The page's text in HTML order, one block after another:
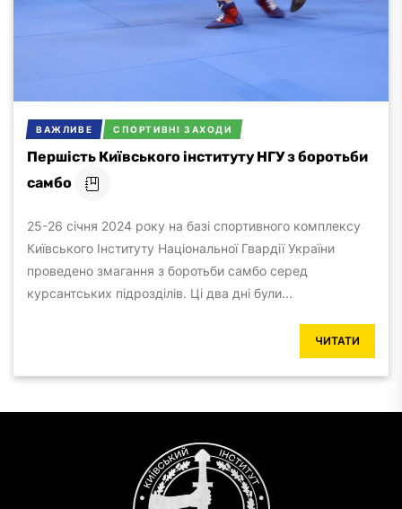
ВАЖЛИВЕ СПОРТИВНІ ЗАХОДИ
Першість Київського інституту НГУ з боротьби
самбо
25-26 січня 2024 року на базі спортивного комплексу
Київського Інституту Національної Гвардії України
проведено змагання з боротьби самбо серед
курсантських підрозділів. Ці два дні були...
ЧИТАТИ